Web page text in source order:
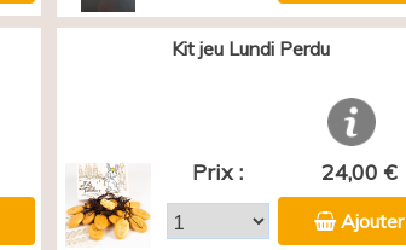
Kit jeu Lundi Perdu
Prix : 24,00 €
Ajouter